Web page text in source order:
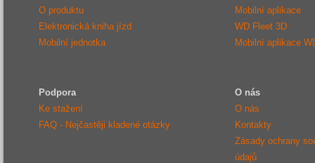
O produktu
Elektronická kniha jízd
Mobilní jednotka
Mobilní aplikace
WD Fleet 3D
Mobilní aplikace
Podpora
Ke stažení
FAQ - Nejčastěji kladené otázky
O nás
O nás
Kontakty
Zásady ochrany
údajů